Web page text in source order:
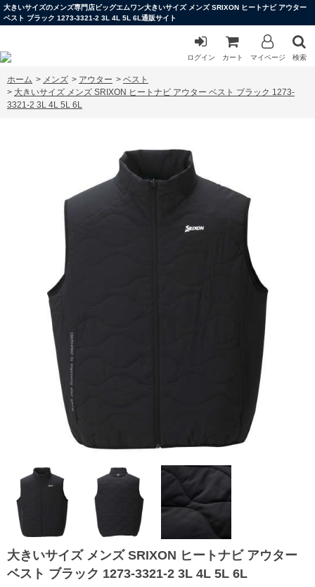
大きいサイズのメンズ専門店ビッグエムワン大きいサイズ メンズ SRIXON ヒートナビ アウター
ベスト ブラック 1273-3321-2 3L 4L 5L 6L通販サイト
ログイン カート マイページ 検索
ホーム > メンズ > アウター > ベスト
> 大きいサイズ メンズ SRIXON ヒートナビ アウター ベスト ブラック 1273-
3321-2 3L 4L 5L 6L
大きいサイズ メンズ SRIXON ヒートナビ アウター
ベスト ブラック 1273-3321-2 3L 4L 5L 6L